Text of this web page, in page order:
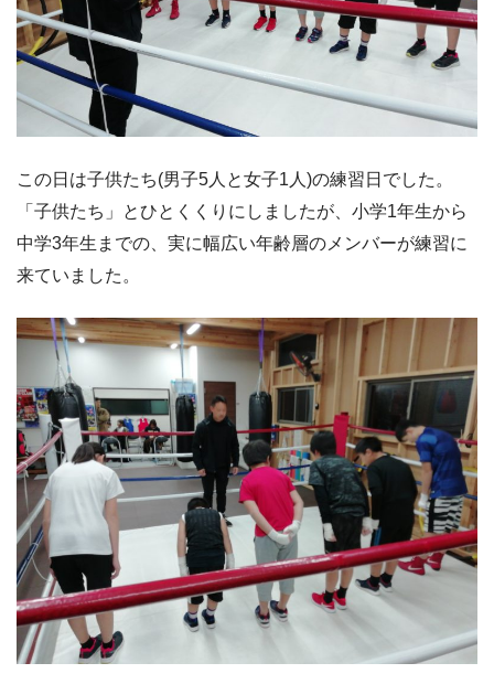
この日は子供たち(男子5人と女子1人)の練習日でした。
「子供たち」とひとくくりにしましたが、小学1年生から
中学3年生までの、実に幅広い年齢層のメンバーが練習に
来ていました。